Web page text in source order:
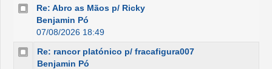
Re: Abro as Mãos p/ Ricky
Benjamin Pó
07/08/2026 18:49
Re: rancor platónico p/ fracafigura007
Benjamin Pó